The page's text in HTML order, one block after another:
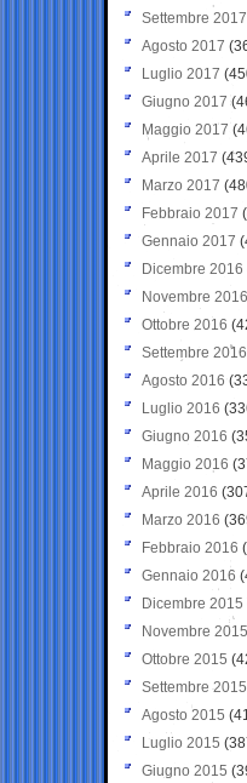
Settembre 2017
Agosto 2017
Luglio 2017
Giugno 2017
Maggio 2017
Aprile 2017
Marzo 2017
Febbraio 2017
Gennaio 2017
Dicembre 2016
Novembre 2016
Ottobre 2016
Settembre 2016
Agosto 2016
Luglio 2016
Giugno 2016
Maggio 2016
Aprile 2016
Marzo 2016
Febbraio 2016
Gennaio 2016
Dicembre 2015
Novembre 2015
Ottobre 2015
Settembre 2015
Agosto 2015
Luglio 2015
Giugno 2015